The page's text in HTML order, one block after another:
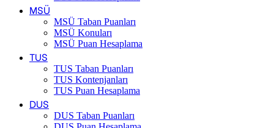
MSÜ
MSÜ Taban Puanları
MSÜ Konuları
MSÜ Puan Hesaplama
TUS
TUS Taban Puanları
TUS Kontenjanları
TUS Puan Hesaplama
DUS
DUS Taban Puanları